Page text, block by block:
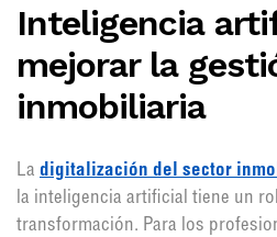
Inteligencia
mejorar la
inmobiliaria
La digitalización del sector
la inteligencia artificial tiene un
transformación. Para los